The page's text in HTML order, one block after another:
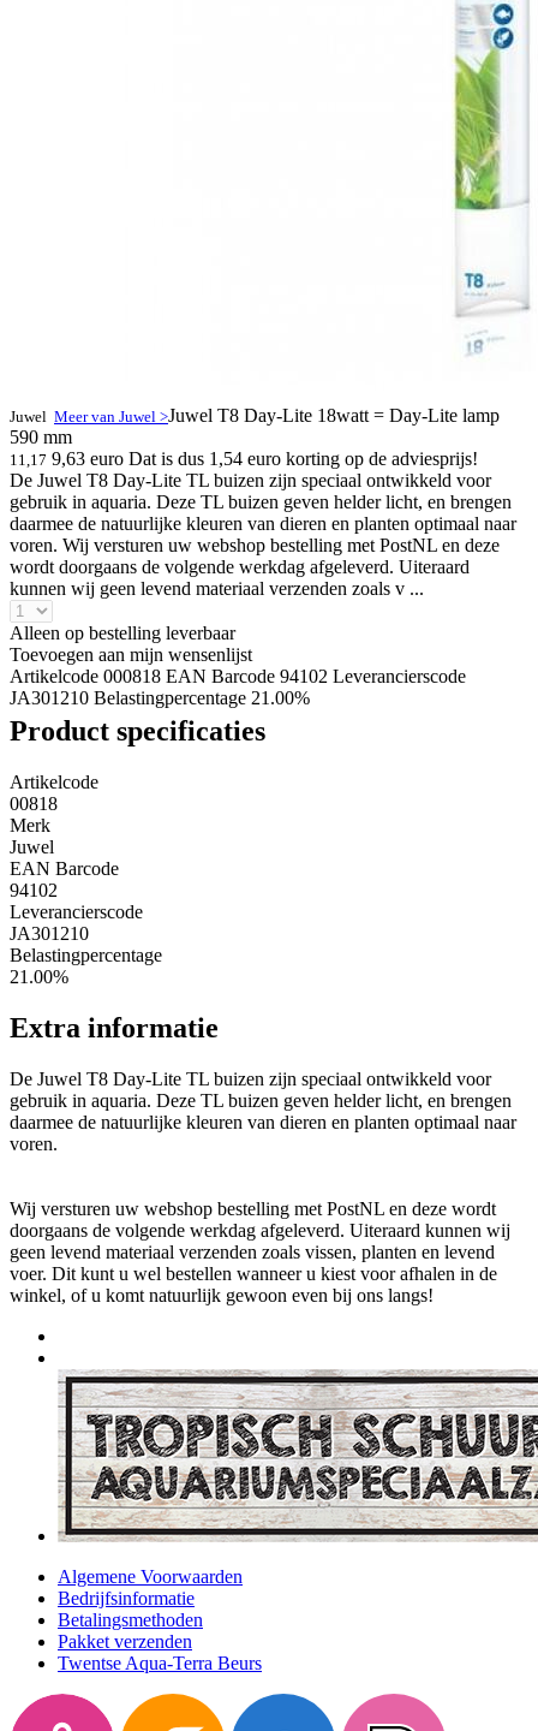
Juwel Meer van Juwel >Juwel T8 Day-Lite 18watt = Day-Lite lamp
590 mm
11,17 9,63 euro Dat is dus 1,54 euro korting op de adviesprijs!
De Juwel T8 Day-Lite TL buizen zijn speciaal ontwikkeld voor
gebruik in aquaria. Deze TL buizen geven helder licht, en brengen
daarmee de natuurlijke kleuren van dieren en planten optimaal naar
voren. Wij versturen uw webshop bestelling met PostNL en deze
wordt doorgaans de volgende werkdag afgeleverd. Uiteraard
kunnen wij geen levend materiaal verzenden zoals v ...
Alleen op bestelling leverbaar
Toevoegen aan mijn wensenlijst
Artikelcode 000818 EAN Barcode 94102 Leverancierscode
JA301210 Belastingpercentage 21.00%
Product specificaties
Artikelcode
00818
Merk
Juwel
EAN Barcode
94102
Leverancierscode
JA301210
Belastingpercentage
21.00%
Extra informatie
De Juwel T8 Day-Lite TL buizen zijn speciaal ontwikkeld voor
gebruik in aquaria. Deze TL buizen geven helder licht, en brengen
daarmee de natuurlijke kleuren van dieren en planten optimaal naar
voren.
Wij versturen uw webshop bestelling met PostNL en deze wordt
doorgaans de volgende werkdag afgeleverd. Uiteraard kunnen wij
geen levend materiaal verzenden zoals vissen, planten en levend
voer. Dit kunt u wel bestellen wanneer u kiest voor afhalen in de
winkel, of u komt natuurlijk gewoon even bij ons langs!
Algemene Voorwaarden
Bedrijfsinformatie
Betalingsmethoden
Pakket verzenden
Twentse Aqua-Terra Beurs